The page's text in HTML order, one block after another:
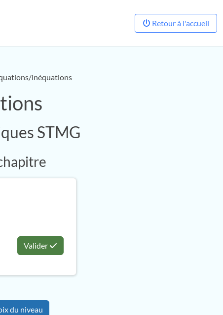
Retour à l'accueil
inéquations
STMG
Valider
du niveau